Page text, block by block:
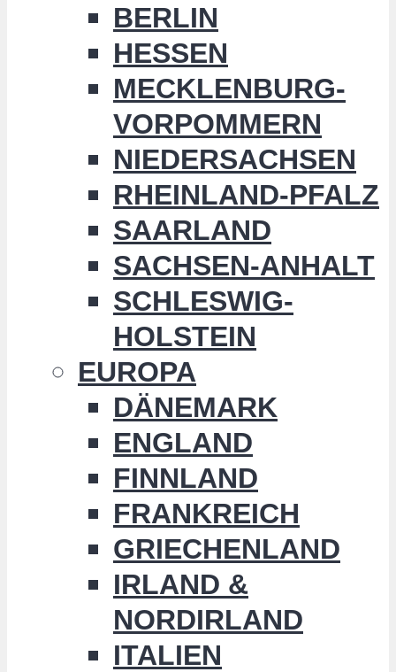
BERLIN
HESSEN
MECKLENBURG-
VORPOMMERN
NIEDERSACHSEN
RHEINLAND-PFALZ
SAARLAND
SACHSEN-ANHALT
SCHLESWIG-
HOLSTEIN
EUROPA
DÄNEMARK
ENGLAND
FINNLAND
FRANKREICH
GRIECHENLAND
IRLAND &
NORDIRLAND
ITALIEN